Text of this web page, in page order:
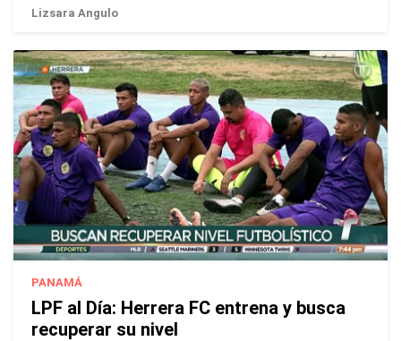
Lizsara Angulo
PANAMÁ
LPF al Día: Herrera FC entrena y busca
recuperar su nivel